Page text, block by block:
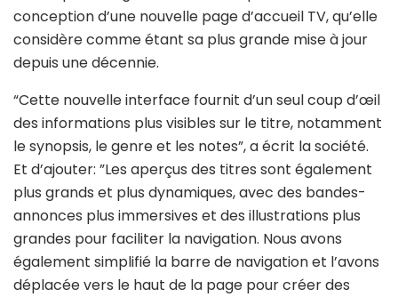
conception d’une nouvelle page d’accueil TV, qu’elle
considère comme étant sa plus grande mise à jour
depuis une décennie.
“Cette nouvelle interface fournit d’un seul coup d’œil
des informations plus visibles sur le titre, notamment
le synopsis, le genre et les notes”, a écrit la société.
Et d’ajouter: ”Les aperçus des titres sont également
plus grands et plus dynamiques, avec des bandes-
annonces plus immersives et des illustrations plus
grandes pour faciliter la navigation. Nous avons
également simplifié la barre de navigation et l’avons
déplacée vers le haut de la page pour créer des